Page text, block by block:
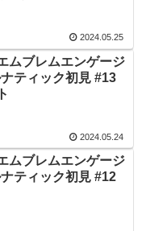
2024.05.25
ムブレムエンゲージ
ティック初見 #13
2024.05.24
ムブレムエンゲージ
ティック初見 #12